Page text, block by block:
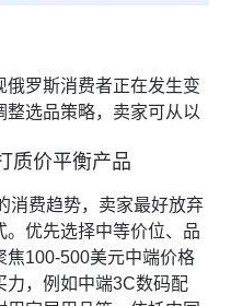
罗斯消费者正在发生变
选品策略，卖家可从以
质价平衡产品
消费趋势，卖家最好放弃
优先选择中等价位、品
焦100-500美元中端价格
力，例如中端3C数码配